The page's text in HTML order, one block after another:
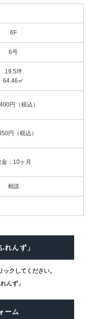
6F
6号
19.5坪
64.46㎡
円（税込）
円（税込）
金：10ヶ月
相談
れんず」
クしてください。
んず」
ーム